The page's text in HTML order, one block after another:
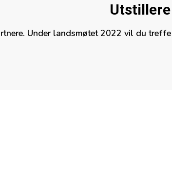
Utstillere
Under landsmøtet 2022 vil du